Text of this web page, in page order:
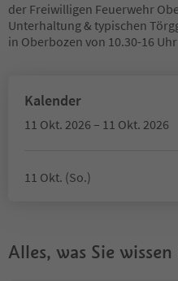
der Freiwilligen Feuerwehr
Unterhaltung & typischen
in Oberbozen von 10.30-16 Uhr
Kalender
11 Okt. 2026 – 11 Okt. 2026
11 Okt. (So.)
Alles, was Sie wissen